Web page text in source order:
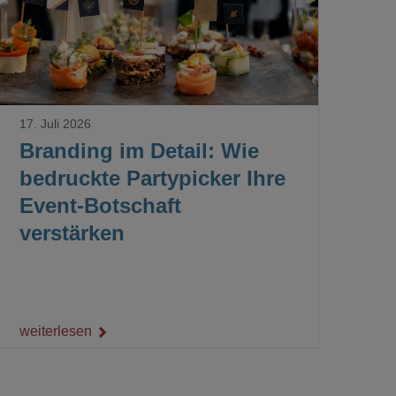
Branding im Detail: Wie
bedruckte Partypicker Ihre
Event-Botschaft
verstärken
17. Juli 2026
weiterlesen